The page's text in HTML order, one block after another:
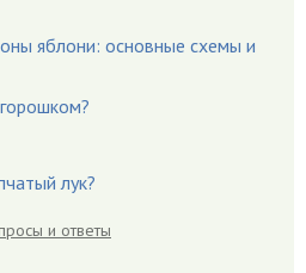
яблони: основные схемы и
лук?
и ответы